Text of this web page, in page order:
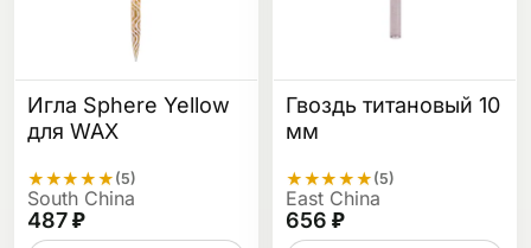
Игла Sphere Yellow
для WAX
★★★★★ (5)
South China
487 ₽
Гвоздь титановый 10
мм
★★★★★ (5)
East China
656 ₽